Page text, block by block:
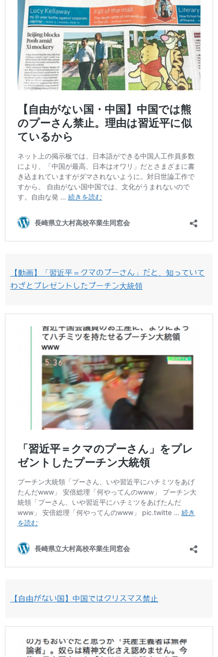
【動画】「習近平＝クマのプーさん」だと、知っていて
わざとプレゼントしたプーチン大統領
【自由がない国】中国ではクリスマス禁止